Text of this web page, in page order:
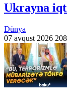
Ukrayna
Dünya
07 avqust 2026